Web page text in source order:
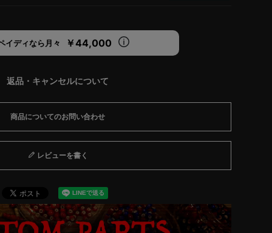
イディなら月々 ￥44,000
返品・キャンセルについて
商品についてのお問い合わせ
レビューを書く